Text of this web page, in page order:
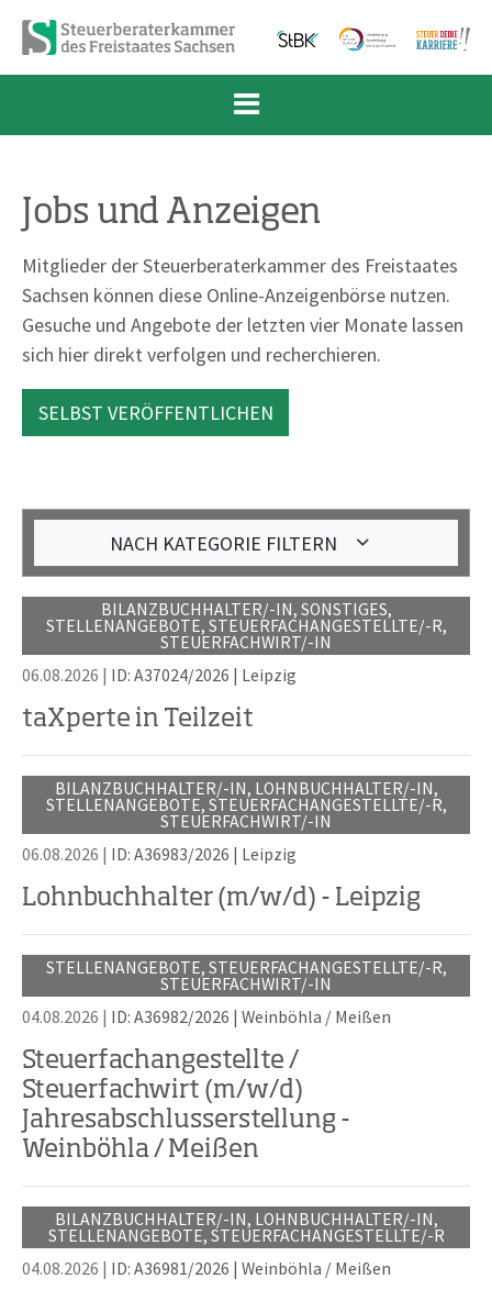
Zum Inhalt springen
Zur Navigation springen
Zum Fußbereich und Kontakt springen
Jobs und Anzeigen
Mitglieder der Steuerberaterkammer des Freistaates
Sachsen können diese Online-Anzeigenbörse nutzen.
Gesuche und Angebote der letzten vier Monate lassen
sich hier direkt verfolgen und recherchieren.
SELBST VERÖFFENTLICHEN
NACH KATEGORIE FILTERN
BILANZBUCHHALTER/-IN, SONSTIGES,
STELLENANGEBOTE, STEUERFACHANGESTELLTE/-R,
STEUERFACHWIRT/-IN
06.08.2026 | ID: A37024/2026 Leipzig
taXperte in Teilzeit
BILANZBUCHHALTER/-IN, LOHNBUCHHALTER/-IN,
STELLENANGEBOTE, STEUERFACHANGESTELLTE/-R,
STEUERFACHWIRT/-IN
06.08.2026 | ID: A36983/2026 | Leipzig
Lohnbuchhalter (m/w/d) - Leipzig
STELLENANGEBOTE, STEUERFACHANGESTELLTE/-R,
STEUERFACHWIRT/-IN
04.08.2026 | ID: A36982/2026 | Weinböhla / Meißen
Steuerfachangestellte /
Steuerfachwirt (m/w/d)
Jahresabschlusserstellung -
Weinböhla / Meißen
BILANZBUCHHALTER/-IN, LOHNBUCHHALTER/-IN,
STELLENANGEBOTE, STEUERFACHANGESTELLTE/-R
04.08.2026 | ID: A36981/2026 | Weinböhla / Meißen